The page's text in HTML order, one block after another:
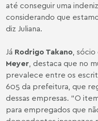
até conseguir uma
considerando que
diz Juliana.
Já Rodrigo Takano,
Meyer, destaca que no
prevalece entre os
605 da prefeitura, que
dessas empresas. “O
para empregados que